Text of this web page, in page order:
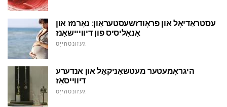
עסטראַדיאָל און פּראָודזשעסטעראָון: נאָרמז און
אַנאַליסיס פון דיווייישאַנז
געזונטהייַט
היגראָמעטער מעטשאַניקאַל און אנדערע
דיווייסאַז
געזונטהייַט